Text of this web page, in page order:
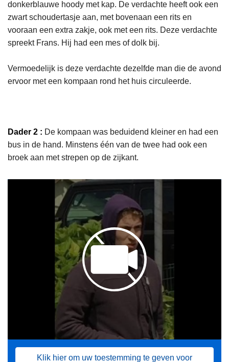
donkerblauwe hoody met kap. De verdachte heeft ook een
zwart schoudertasje aan, met bovenaan een rits en
vooraan een extra zakje, ook met een rits. Deze verdachte
spreekt Frans. Hij had een mes of dolk bij.
Vermoedelijk is deze verdachte dezelfde man die de avond
ervoor met een kompaan rond het huis circuleerde.
Dader 2 : De kompaan was beduidend kleiner en had een
bus in de hand. Minstens één van de twee had ook een
broek aan met strepen op de zijkant.
Klik hier om uw toestemming te geven voor